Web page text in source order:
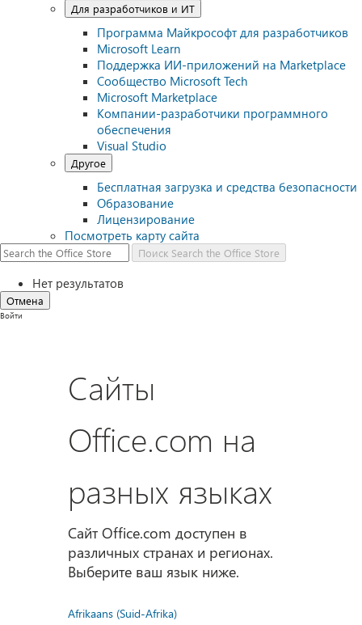
Для разработчиков и ИТ
Программа Майкрософт для разработчиков
Microsoft Learn
Поддержка ИИ-приложений на Marketplace
Сообщество Microsoft Tech
Microsoft Marketplace
Компании-разработчики программного
обеспечения
Visual Studio
Другое
Бесплатная загрузка и средства безопасности
Образование
Лицензирование
Посмотреть карту сайта
Поиск Search the Office Store
Нет результатов
Отмена
Войти
Сайты
Office.com на
разных языках
Сайт Office.com доступен в
различных странах и регионах.
Выберите ваш язык ниже.
Afrikaans (Suid-Afrika)